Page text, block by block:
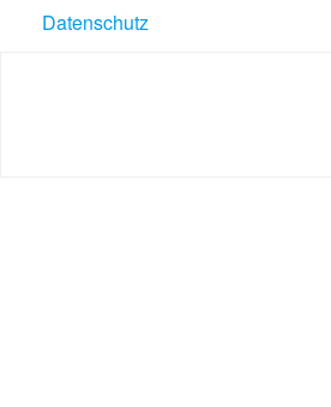
Datenschutz